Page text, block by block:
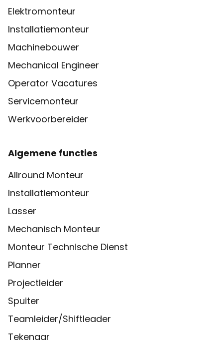
Elektromonteur
Installatiemonteur
Machinebouwer
Mechanical Engineer
Operator Vacatures
Servicemonteur
Werkvoorbereider
Algemene functies
Allround Monteur
Installatiemonteur
Lasser
Mechanisch Monteur
Monteur Technische Dienst
Planner
Projectleider
Spuiter
Teamleider/Shiftleader
Tekenaar